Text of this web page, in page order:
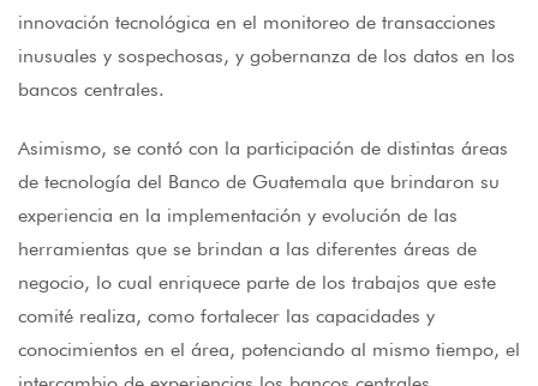
innovación tecnológica en el monitoreo de transacciones
inusuales y sospechosas, y gobernanza de los datos en los
bancos centrales.
Asimismo, se contó con la participación de distintas áreas
de tecnología del Banco de Guatemala que brindaron su
experiencia en la implementación y evolución de las
herramientas que se brindan a las diferentes áreas de
negocio, lo cual enriquece parte de los trabajos que este
comité realiza, como fortalecer las capacidades y
conocimientos en el área, potenciando al mismo tiempo, el